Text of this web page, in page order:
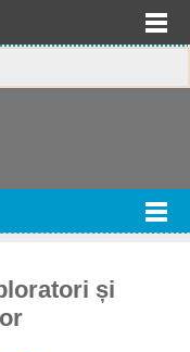
și